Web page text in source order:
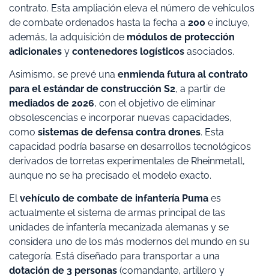
contrato. Esta ampliación eleva el número de vehículos
de combate ordenados hasta la fecha a 200 e incluye,
además, la adquisición de módulos de protección
adicionales y contenedores logísticos asociados.
Asimismo, se prevé una enmienda futura al contrato
para el estándar de construcción S2, a partir de
mediados de 2026, con el objetivo de eliminar
obsolescencias e incorporar nuevas capacidades,
como sistemas de defensa contra drones. Esta
capacidad podría basarse en desarrollos tecnológicos
derivados de torretas experimentales de Rheinmetall,
aunque no se ha precisado el modelo exacto.
Elvehículo de combate de infantería Puma es
actualmente el sistema de armas principal de las
unidades de infantería mecanizada alemanas y se
considera uno de los más modernos del mundo en su
categoría. Está diseñado para transportar a una
dotación de 3 personas (comandante, artillero y